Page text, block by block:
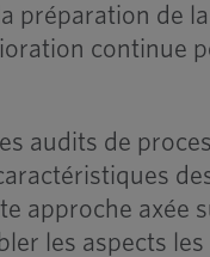
préparation de
continue
audits de
approche axée
les aspects